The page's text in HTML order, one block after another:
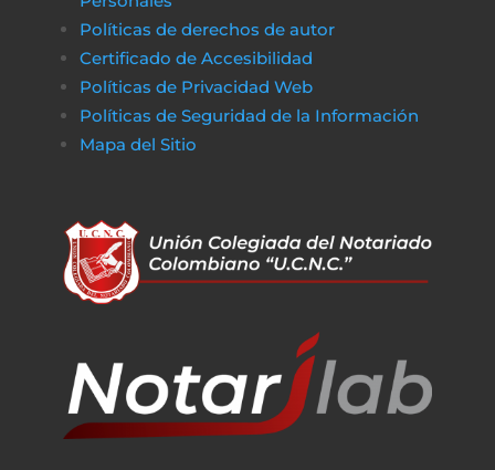
Políticas de derechos de autor
Certificado de Accesibilidad
Políticas de Privacidad Web
Políticas de Seguridad de la Información
Mapa del Sitio